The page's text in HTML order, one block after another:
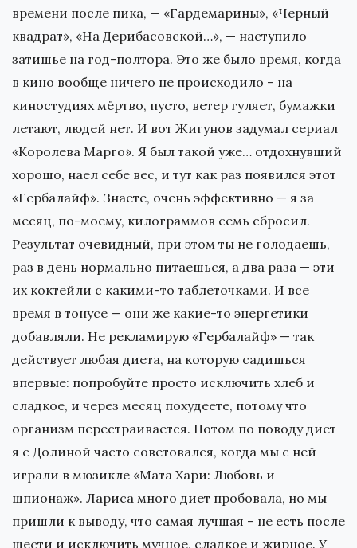
времени после пика, — «Гардемарины», «Черный
квадрат», «На Дерибасовской…», — наступило
затишье на год-полтора. Это же было время, когда
в кино вообще ничего не происходило – на
киностудиях мёртво, пусто, ветер гуляет, бумажки
летают, людей нет. И вот Жигунов задумал сериал
«Королева Марго». Я был такой уже… отдохнувший
хорошо, наел себе вес, и тут как раз появился этот
«Гербалайф». Знаете, очень эффективно — я за
месяц, по-моему, килограммов семь сбросил.
Результат очевидный, при этом ты не голодаешь,
раз в день нормально питаешься, а два раза — эти
их коктейли с какими-то таблеточками. И все
время в тонусе — они же какие-то энергетики
добавляли. Не рекламирую «Гербалайф» — так
действует любая диета, на которую садишься
впервые: попробуйте просто исключить хлеб и
сладкое, и через месяц похудеете, потому что
организм перестраивается. Потом по поводу диет
я с Долиной часто советовался, когда мы с ней
играли в мюзикле «Мата Хари: Любовь и
шпионаж». Лариса много диет пробовала, но мы
пришли к выводу, что самая лучшая – не есть после
шести и исключить мучное, сладкое и жирное. У